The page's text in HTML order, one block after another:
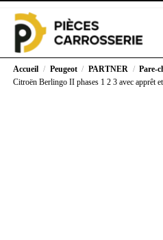
Accueil Peugeot PARTNER Pare-
Citroën Berlingo II phases 1 2 3 avec apprêt